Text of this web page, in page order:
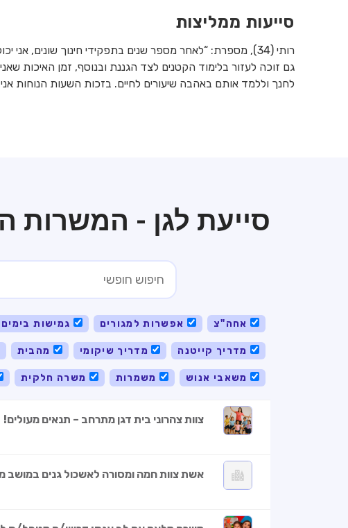
סייעות ממליצות
רותי (34), מספרת: “לאחר מספר שנים בתפקידי חינוך שונים,
גם זוכה לעזור בלימוד הקטנים לצד הגננת ובנוסף, זמן האיכות
לחנך וללמד אותם באהבה שיעורים לחיים. בזכות השעות הנוחות
סייעת לגן - המשרות
אחה"צ אפשרות למגורים גמישות בימים
מדריך קייטנה מדריך שיקומי מהבית
משאבי אנוש משמרות משרה חלקית
צוות צהרוני בית דגן מתרחב – תנאים מעולים!
אשת צוות חמה ומסורה לאשכול גנים במושב